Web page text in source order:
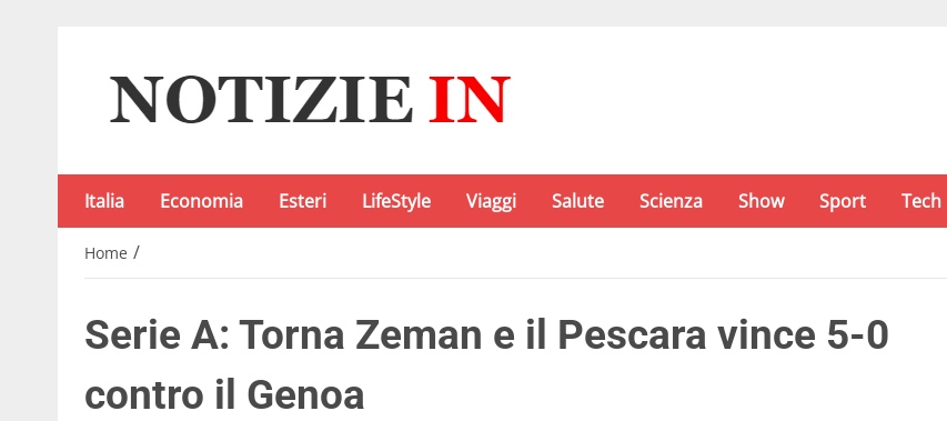
Italia Economia Esteri LifeStyle Viaggi Salute Scienza Show Sport Tech
Home /
Serie A: Torna Zeman e il Pescara vince 5-0
contro il Genoa